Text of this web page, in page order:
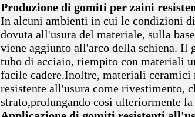
Produzione di gomiti per zaini
In alcuni ambienti in cui le condizioni
dovuta all'usura del materiale, sulla
viene aggiunto all'arco della schiena. Il
tubo di acciaio, riempito con materiali
facile cadere.Inoltre, materiali
resistente all'usura come rivestimento,
strato,prolungando così ulteriormente